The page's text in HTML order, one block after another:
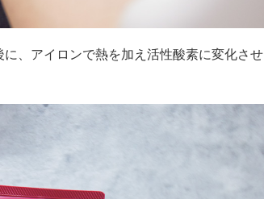
、アイロンで熱を加え活性酸素に変化させ